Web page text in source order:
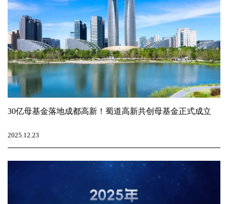
30亿母基金落地成都高新！蜀道高新共创母基金正式成立
2025.12.23